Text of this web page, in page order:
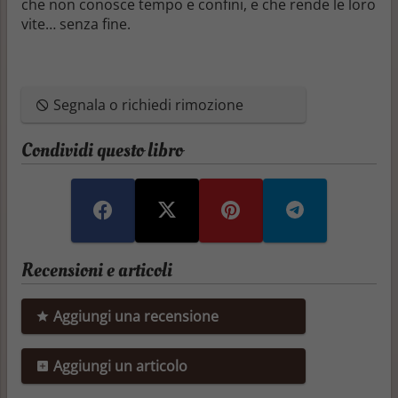
che non conosce tempo e confini, e che rende le loro
vite… senza fine.
Segnala o richiedi rimozione
Condividi questo libro
Recensioni e articoli
Aggiungi una recensione
Aggiungi un articolo